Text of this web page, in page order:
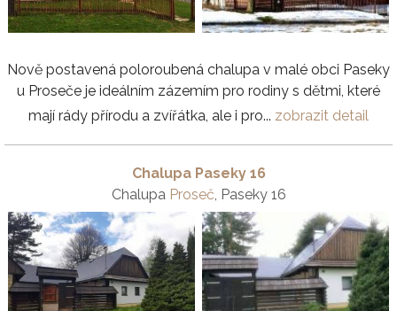
Nově postavená poloroubená chalupa v malé obci Paseky
u Proseče je ideálním zázemím pro rodiny s dětmi, které
mají rády přírodu a zvířátka, ale i pro... zobrazit detail
Chalupa Paseky 16
Chalupa Proseč, Paseky 16